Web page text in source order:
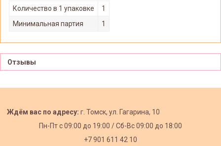
Количество в 1 упаковке
1
Минимальная партия
1
Отзывы
Ждём вас по адресу: г. Томск, ул. Гагарина, 10
Пн-Пт с09:00 до 19:00 /Сб-Вс 09:00 до 18:00
+7 901 611 42 10